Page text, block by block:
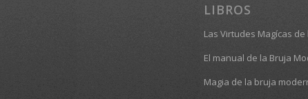
LIBROS
Las Virtudes Magícas
El manual de la Bruja
Magia de la bruja